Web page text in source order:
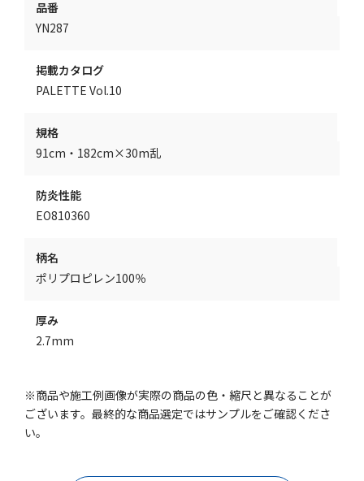
品番
YN287
掲載カタログ
PALETTE Vol.10
規格
91cm・182cm×30m乱
防炎性能
EO810360
柄名
ポリプロピレン100％
厚み
2.7mm
※商品や施工例画像が実際の商品の色・縮尺と異なることが
ございます。最終的な商品選定ではサンプルをご確認くださ
い。